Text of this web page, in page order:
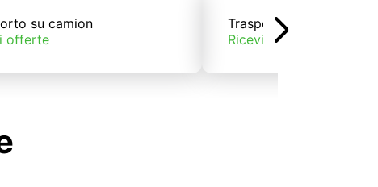
su camion
offerte
Trasporto su treno
Ricevi offerte